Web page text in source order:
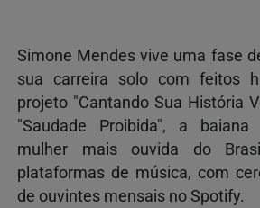
Simone Mendes vive uma fase
sua carreira solo com feitos
projeto "Cantando Sua História
"Saudade Proibida", a
mulher mais ouvida do
plataformas de música, com
de ouvintes mensais no Spotify.